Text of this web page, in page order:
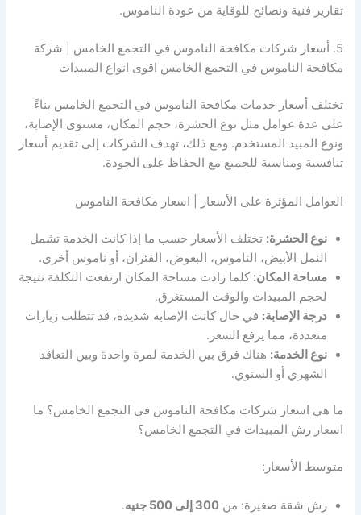
تقارير فنية ونصائح للوقاية من عودة الناموس.
5. أسعار شركات مكافحة الناموس في التجمع الخامس | شركة
مكافحة الناموس في التجمع الخامس اقوى انواع المبيدات
تختلف أسعار خدمات مكافحة الناموس في التجمع الخامس بناءً
على عدة عوامل مثل نوع الحشرة، حجم المكان، مستوى الإصابة،
ونوع المبيد المستخدم. ومع ذلك، تهدف الشركات إلى تقديم أسعار
تنافسية ومناسبة للجميع مع الحفاظ على الجودة.
العوامل المؤثرة على الأسعار | اسعار مكافحة الناموس
نوع الحشرة: تختلف الأسعار حسب ما إذا كانت الخدمة تشمل
النمل الأبيض، الناموس، البعوض، الفئران، أو ناموس أخرى.
مساحة المكان: كلما زادت مساحة المكان ارتفعت التكلفة نتيجة
لحجم المبيدات والوقت المستغرق.
درجة الإصابة: في حال كانت الإصابة شديدة، قد تتطلب زيارات
متعددة، مما يرفع السعر.
نوع الخدمة: هناك فرق بين الخدمة لمرة واحدة وبين التعاقد
الشهري أو السنوي.
ما هي اسعار شركات مكافحة الناموس في التجمع الخامس؟ ما
اسعار رش المبيدات في التجمع الخامس؟
متوسط الأسعار:
رش شقة صغيرة: من300 إلى 500 جنيه
.